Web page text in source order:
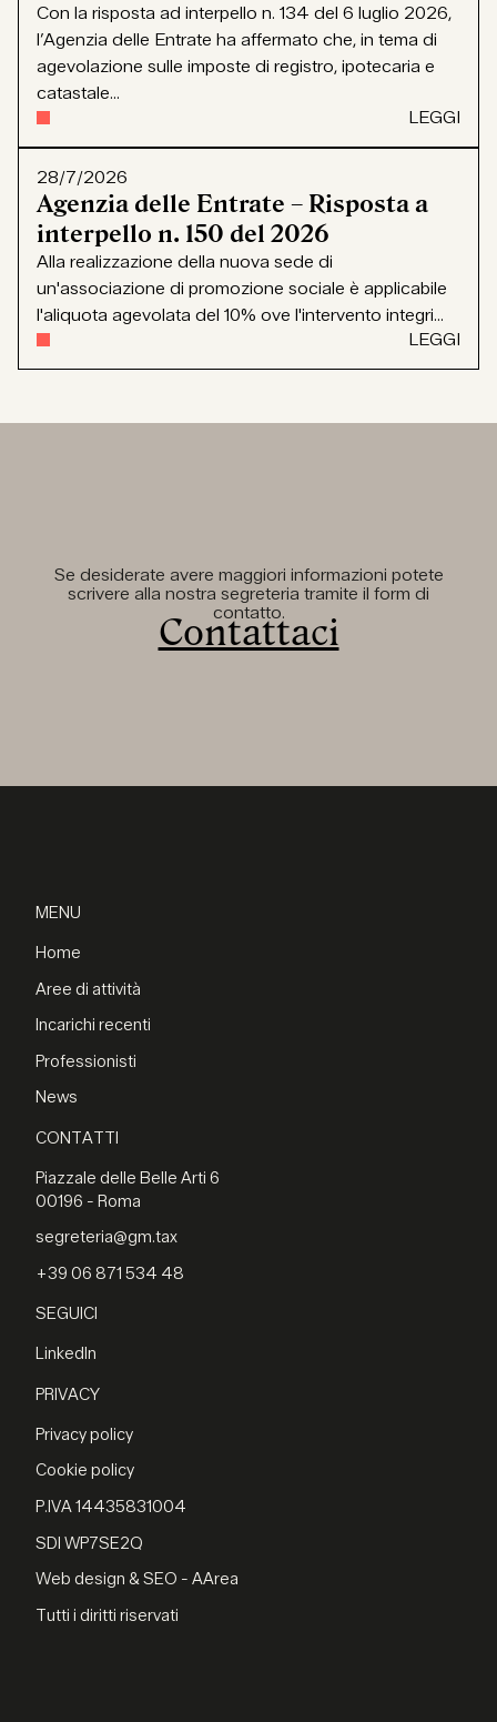
Con la risposta ad interpello n. 134 del 6 luglio 2026,
l’Agenzia delle Entrate ha affermato che, in tema di
agevolazione sulle imposte di registro, ipotecaria e
catastale...
LEGGI
28/7/2026
Agenzia delle Entrate – Risposta a
interpello n. 150 del 2026
Alla realizzazione della nuova sede di
un'associazione di promozione sociale è applicabile
l'aliquota agevolata del 10% ove l'intervento integri...
LEGGI
Se desiderate avere maggiori informazioni potete
scrivere alla nostra segreteria tramite il form di
contatto.
Contattaci
MENU
Home
Aree di attività
Incarichi recenti
Professionisti
News
CONTATTI
Piazzale delle Belle Arti 6
00196 - Roma
segreteria@gm.tax
+39 06 871 534 48
SEGUICI
LinkedIn
PRIVACY
Privacy policy
Cookie policy
P.IVA 14435831004
SDI WP7SE2Q
Web design & SEO - AArea
Tutti i diritti riservati